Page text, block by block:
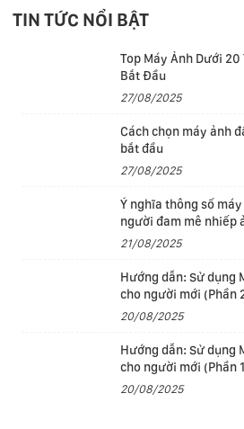
Carbon Gen 12 không chỉ mỏng
Tăng cường năng suất với
Lenovo ThinkPad X1 Carbon Gen
TIN TỨC NỔI BẬT
Top Máy Ảnh Dưới
Bắt Đầu
27/08/2025
Cách chọn máy ảnh
bắt đầu
27/08/2025
Ý nghĩa thông số
người đam mê nhiếp
21/08/2025
Hướng dẫn: Sử dụng
cho người mới (Phần
20/08/2025
Hướng dẫn: Sử dụng
cho người mới (Phần
20/08/2025